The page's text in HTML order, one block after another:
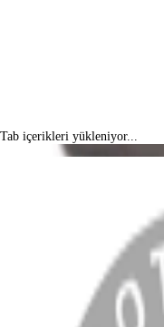
Tab içerikleri yükleniyor...
Anasayfa
Hakkımızda
Blog